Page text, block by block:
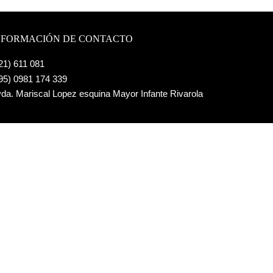
DE CONTACTO
611 081
0981 174 339
Mariscal Lopez esquina Mayor Infante Rivarola